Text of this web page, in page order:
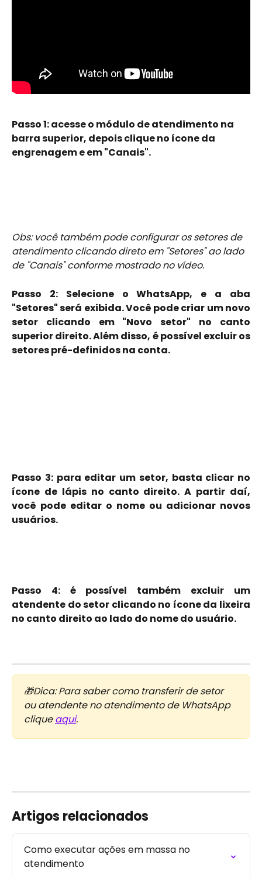
Passo 1: acesse o módulo de atendimento na
barra superior, depois clique no ícone da
engrenagem e em "Canais".
Obs: você também pode configurar os setores de
atendimento clicando direto em "Setores" ao lado
de "Canais" conforme mostrado no vídeo.
Passo 2: Selecione o WhatsApp, e a aba
"Setores" será exibida. Você pode criar um novo
setor clicando em "Novo setor" no canto
superior direito. Além disso, é possível excluir os
setores pré-definidos na conta.
Passo 3: para editar um setor, basta clicar no
ícone de lápis no canto direito. A partir daí,
você pode editar o nome ou adicionar novos
usuários.
Passo 4: é possível também excluir um
atendente do setor clicando no ícone da lixeira
no canto direito ao lado do nome do usuário.
🎁Dica: Para saber como transferir de setor
ou atendente no atendimento de WhatsApp
clique aqui.
Artigos relacionados
Como executar ações em massa no
atendimento